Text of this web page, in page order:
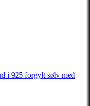
i 925 forgylt sølv med